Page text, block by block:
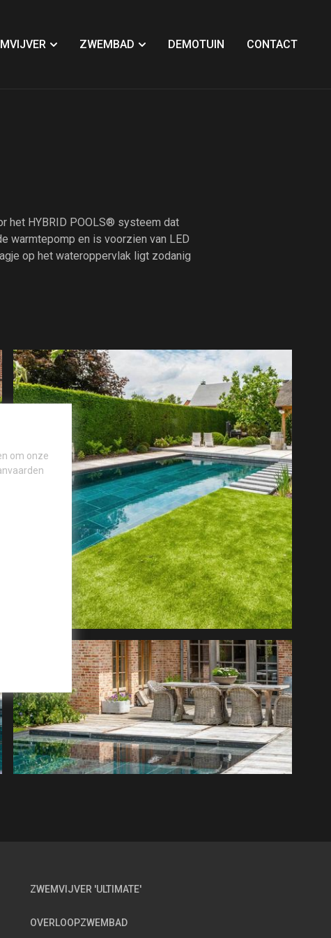
ZWEMBAD DEMOTUIN CONTACT
het HYBRID POOLS® systeem dat
warmtepomp en is voorzien van LED
op het wateroppervlak ligt zodanig
ZWEMVIJVER 'ULTIMATE'
OVERLOOPZWEMBAD
om onze